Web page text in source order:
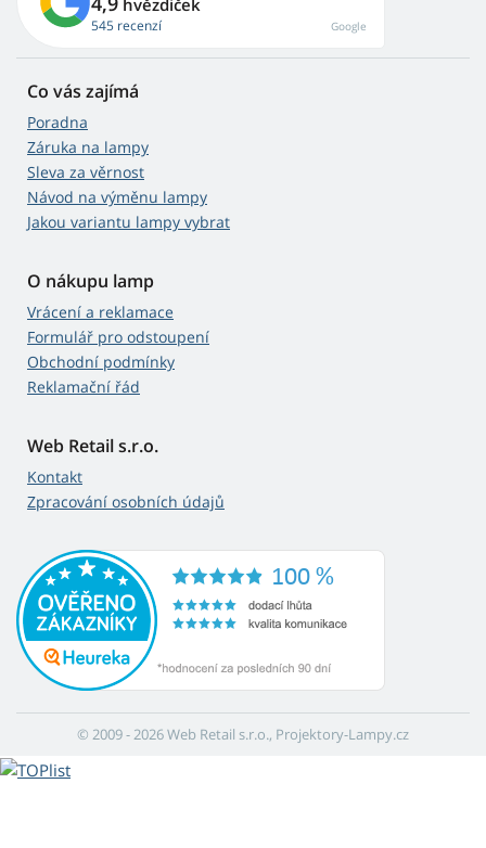
hvězdiček
545 recenzí Google
Co vás zajímá
Poradna
Záruka na lampy
Sleva za věrnost
Návod na výměnu lampy
Jakou variantu lampy vybrat
O nákupu lamp
Vrácení a reklamace
Formulář pro odstoupení
Obchodní podmínky
Reklamační řád
Web Retail s.r.o.
Kontakt
Zpracování osobních údajů
© 2009 - 2026 Web Retail s.r.o., Projektory-Lampy.cz